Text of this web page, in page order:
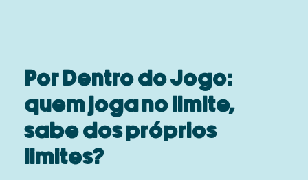
Por Dentro do Jogo:
quem joga no limite,
sabe dos próprios
limites?